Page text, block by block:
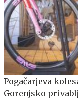
Pogačarjeva
Gorenjsko